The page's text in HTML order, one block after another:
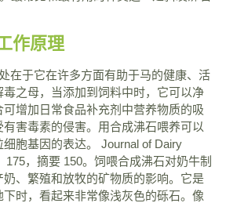
作原理
在于它在许多方面有助于马的健康、活
之母，当添加到饲料中时，它可以净
增加日常食品补充剂中营养物质的吸
害毒素的侵害。用合成沸石喂养可以
胞基因的表达。 Journal of Dairy
175，摘要 150。饲喂合成沸石对奶牛制
、繁殖和放牧的矿物质的影响。它是
时，看起来非常像浅灰色的砾石。像